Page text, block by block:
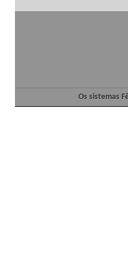
Os sistemas